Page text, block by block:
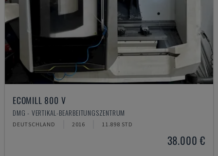
ECOMILL 800 V
DMG - VERTIKAL-BEARBEITUNGSZENTRUM
DEUTSCHLAND 2016 11.898 STD
38.000 €